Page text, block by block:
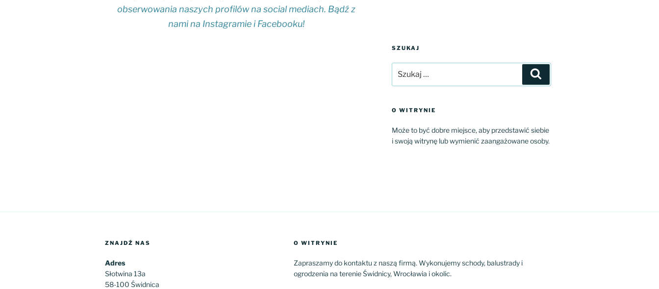
obserwowania naszych profilów na social mediach. Bądź z
nami na Instagramie i Facebooku!
SZUKAJ
O WITRYNIE
Może to być dobre miejsce, aby przedstawić siebie
i swoją witrynę lub wymienić zaangażowane osoby.
ZNAJDŹ NAS
Adres
Słotwina 13a
58-100 Świdnica
O WITRYNIE
Zapraszamy do kontaktu z naszą firmą. Wykonujemy schody, balustrady i
ogrodzenia na terenie Świdnicy, Wrocławia i okolic.